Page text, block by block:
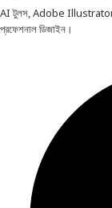
AI টুলস, Adobe
প্রফেশনাল ডিজাইন।